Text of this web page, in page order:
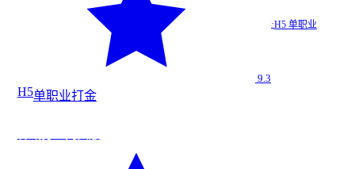
地火打金…
9.3
·H5 单职业
H5单职业打金